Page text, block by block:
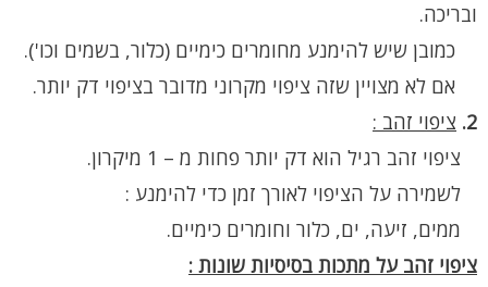
ובריכה.
כמובן שיש להימנע מחומרים כימיים (כלור, בשמים וכו').
אם לא מצויין שזה ציפוי מקרוני מדובר בציפוי דק יותר.
2. ציפוי זהב :
ציפוי זהב רגיל הוא דק יותר פחות מ – 1 מיקרון.
לשמירה על הציפוי לאורך זמן כדי להימנע :
ממים, זיעה, ים, כלור וחומרים כימיים.
ציפוי זהב על מתכות בסיסיות שונות :